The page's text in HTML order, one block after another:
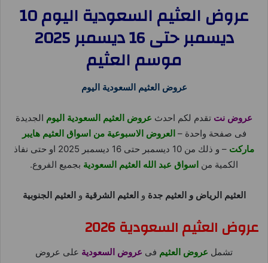
عروض العثيم السعودية اليوم 10
ديسمبر حتى 16 ديسمبر 2025
موسم العثيم
عروض العثيم السعودية اليوم
عروض نت تقدم لكم احدث عروض العثيم السعودية اليوم الجديدة
فى صفحة واحدة – العروض الاسبوعية من اسواق العثيم هايبر
ماركت
– و ذلك من 10 ديسمبر حتى 16 ديسمبر 2025 او حتى نفاذ
الكمية من اسواق عبد الله العثيم السعودية بجميع الفروع.
العثيم الرياض و العثيم جدة و العثيم الشرقية و العثيم الجنوبية
عروض العثيم السعودية 2026
تشمل عروض العثيم فى عروض السعودية على عروض